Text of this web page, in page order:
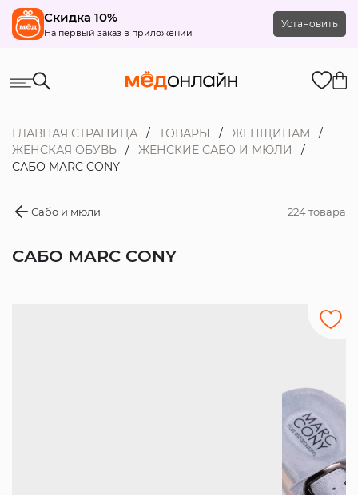
Скидка 10%
На первый заказ в приложении
Установить
ГЛАВНАЯ СТРАНИЦА ТОВАРЫ
ЖЕНЩИНАМ
ЖЕНСКАЯ ОБУВЬ
ЖЕНСКИЕ САБО И МЮЛИ
САБО MARC CONY
Сабо и мюли 224 товара
САБО MARC CONY